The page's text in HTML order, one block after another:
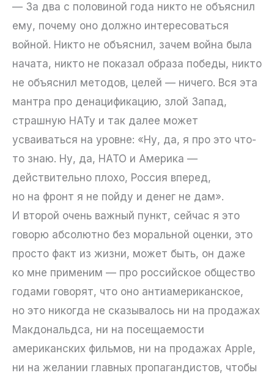
— За два с половиной года никто не объяснил
ему, почему оно должно интересоваться
войной. Никто не объяснил, зачем война была
начата, никто не показал образа победы, никто
не объяснил методов, целей — ничего. Вся эта
мантра про денацификацию, злой Запад,
страшную НАТу и так далее может
усваиваться на уровне: «Ну, да, я про это что-
то знаю. Ну, да, НАТО и Америка —
действительно плохо, Россия вперед,
но на фронт я не пойду и денег не дам».
И второй очень важный пункт, сейчас я это
говорю абсолютно без моральной оценки, это
просто факт из жизни, может быть, он даже
ко мне применим — про российское общество
годами говорят, что оно антиамериканское,
но это никогда не сказывалось ни на продажах
Макдональдса, ни на посещаемости
американских фильмов, ни на продажах Apple,
ни на желании главных пропагандистов, чтобы